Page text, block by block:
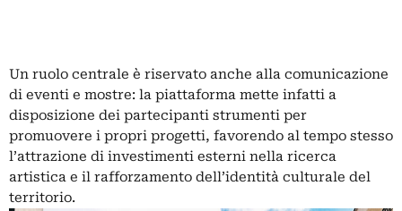
Un ruolo centrale è riservato anche alla comunicazione
di eventi e mostre: la piattaforma mette infatti a
disposizione dei partecipanti strumenti per
promuovere i propri progetti, favorendo al tempo stesso
l’attrazione di investimenti esterni nella ricerca
artistica e il rafforzamento dell’identità culturale del
territorio.